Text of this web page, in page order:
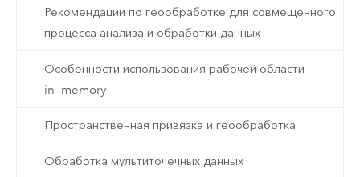
Рекомендации по геообработке для совмещенного
процесса анализа и обработки данных
Особенности использования рабочей области
in_memory
Пространственная привязка и геообработка
Обработка мультиточечных данных